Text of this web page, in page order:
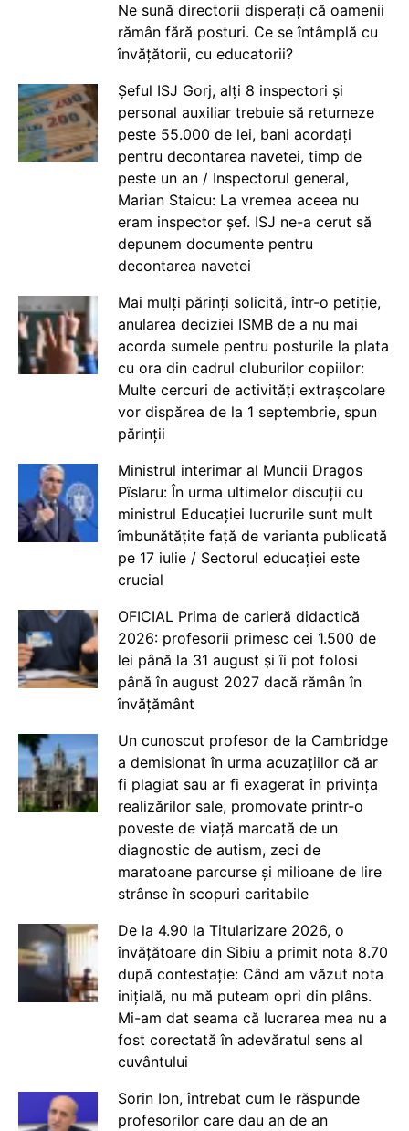
Ne sună directorii disperați că oamenii
rămân fără posturi. Ce se întâmplă cu
învățătorii, cu educatorii?
Șeful ISJ Gorj, alți 8 inspectori și
personal auxiliar trebuie să returneze
peste 55.000 de lei, bani acordați
pentru decontarea navetei, timp de
peste un an / Inspectorul general,
Marian Staicu: La vremea aceea nu
eram inspector șef. ISJ ne-a cerut să
depunem documente pentru
decontarea navetei
Mai mulți părinți solicită, într-o petiție,
anularea deciziei ISMB de a nu mai
acorda sumele pentru posturile la plata
cu ora din cadrul cluburilor copiilor:
Multe cercuri de activități extrașcolare
vor dispărea de la 1 septembrie, spun
părinții
Ministrul interimar al Muncii Dragos
Pîslaru: În urma ultimelor discuții cu
ministrul Educației lucrurile sunt mult
îmbunătățite față de varianta publicată
pe 17 iulie / Sectorul educației este
crucial
OFICIAL Prima de carieră didactică
2026: profesorii primesc cei 1.500 de
lei până la 31 august și îi pot folosi
până în august 2027 dacă rămân în
învățământ
Un cunoscut profesor de la Cambridge
a demisionat în urma acuzațiilor că ar
fi plagiat sau ar fi exagerat în privința
realizărilor sale, promovate printr-o
poveste de viață marcată de un
diagnostic de autism, zeci de
maratoane parcurse și milioane de lire
strânse în scopuri caritabile
De la 4.90 la Titularizare 2026, o
învățătoare din Sibiu a primit nota 8.70
după contestație: Când am văzut nota
inițială, nu mă puteam opri din plâns.
Mi-am dat seama că lucrarea mea nu a
fost corectată în adevăratul sens al
cuvântului
Sorin Ion, întrebat cum le răspunde
profesorilor care dau an de an